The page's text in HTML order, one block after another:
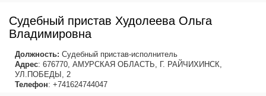
Судебный пристав Худолеева Ольга
Владимировна
Должность: Судебный пристав-исполнитель
Адрес: 676770, АМУРСКАЯ ОБЛАСТЬ, Г. РАЙЧИХИНСК,
УЛ.ПОБЕДЫ, 2
Телефон: +741624744047